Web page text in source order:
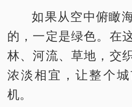
如果从空中俯瞰
的，一定是绿色。在
林、河流、草地，交
浓淡相宜，让整个
机。